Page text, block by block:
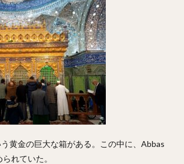
黄金の巨大な箱がある。この中に、Abbas
れていた。